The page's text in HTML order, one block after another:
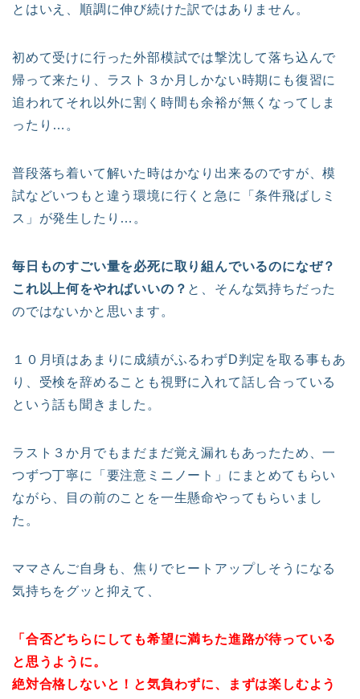
とはいえ、順調に伸び続けた訳ではありません。
初めて受けに行った外部模試では撃沈して落ち込んで
帰って来たり、ラスト３か月しかない時期にも復習に
追われてそれ以外に割く時間も余裕が無くなってしま
ったり…。
普段落ち着いて解いた時はかなり出来るのですが、模
試などいつもと違う環境に行くと急に「条件飛ばしミ
ス」が発生したり…。
毎日ものすごい量を必死に取り組んでいるのになぜ？
これ以上何をやればいいの？ と、そんな気持ちだった
のではないかと思います。
１０月頃はあまりに成績がふるわずD判定を取る事もあ
り、受検を辞めることも視野に入れて話し合っている
という話も聞きました。
ラスト３か月でもまだまだ覚え漏れもあったため、一
つずつ丁寧に「要注意ミニノート」にまとめてもらい
ながら、目の前のことを一生懸命やってもらいまし
た。
ママさんご自身も、焦りでヒートアップしそうになる
気持ちをグッと抑えて、
「合否どちらにしても希望に満ちた進路が待っている
と思うように。
絶対合格しないと！と気負わずに、まずは楽しむよう